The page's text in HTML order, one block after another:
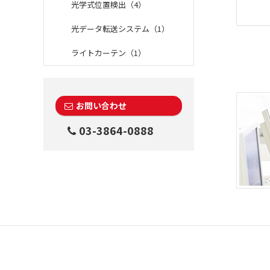
光学式位置検出（4）
光データ転送システム（1）
ライトカーテン（1）
お問い合わせ
03-3864-0888